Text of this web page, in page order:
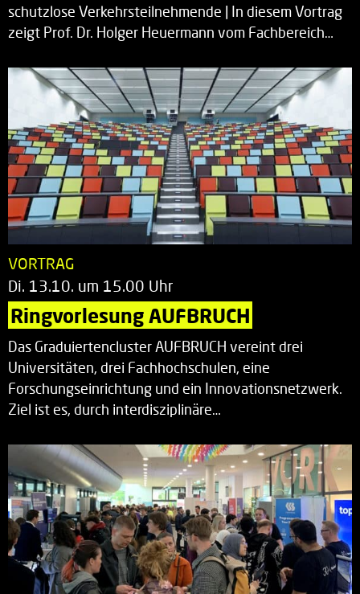
schutzlose Verkehrsteilnehmende | In diesem Vortrag
zeigt Prof. Dr. Holger Heuermann vom Fachbereich…
VORTRAG
Di. 13.10. um 15.00 Uhr
Ringvorlesung AUFBRUCH
Das Graduiertencluster AUFBRUCH vereint drei
Universitäten, drei Fachhochschulen, eine
Forschungseinrichtung und ein Innovationsnetzwerk.
Ziel ist es, durch interdisziplinäre…